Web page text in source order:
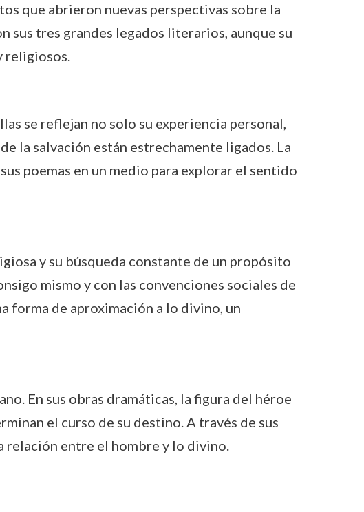
que abrieron nuevas perspectivas sobre la
sus tres grandes legados literarios, aunque su
religiosos.
se reflejan no solo su experiencia personal,
la salvación están estrechamente ligados. La
poemas en un medio para explorar el sentido
y su búsqueda constante de un propósito
mismo y con las convenciones sociales de
forma de aproximación a lo divino, un
En sus obras dramáticas, la figura del héroe
el curso de su destino. A través de sus
relación entre el hombre y lo divino.